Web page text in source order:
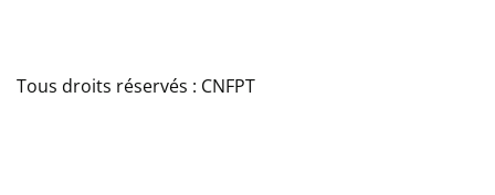
Tous droits réservés : CNFPT